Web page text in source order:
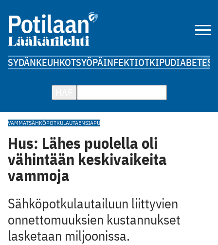
SYDÄNKEUHKOTSYÖPÄINFEKTIOTKIPUDIABETES
VAMMATSÄHKÖPOTKULAUTAENSIAPU
Hus: Lähes puolella oli
vähintään keskivaikeita
vammoja
Sähköpotkulautailuun liittyvien
onnettomuuksien kustannukset
lasketaan miljoonissa.